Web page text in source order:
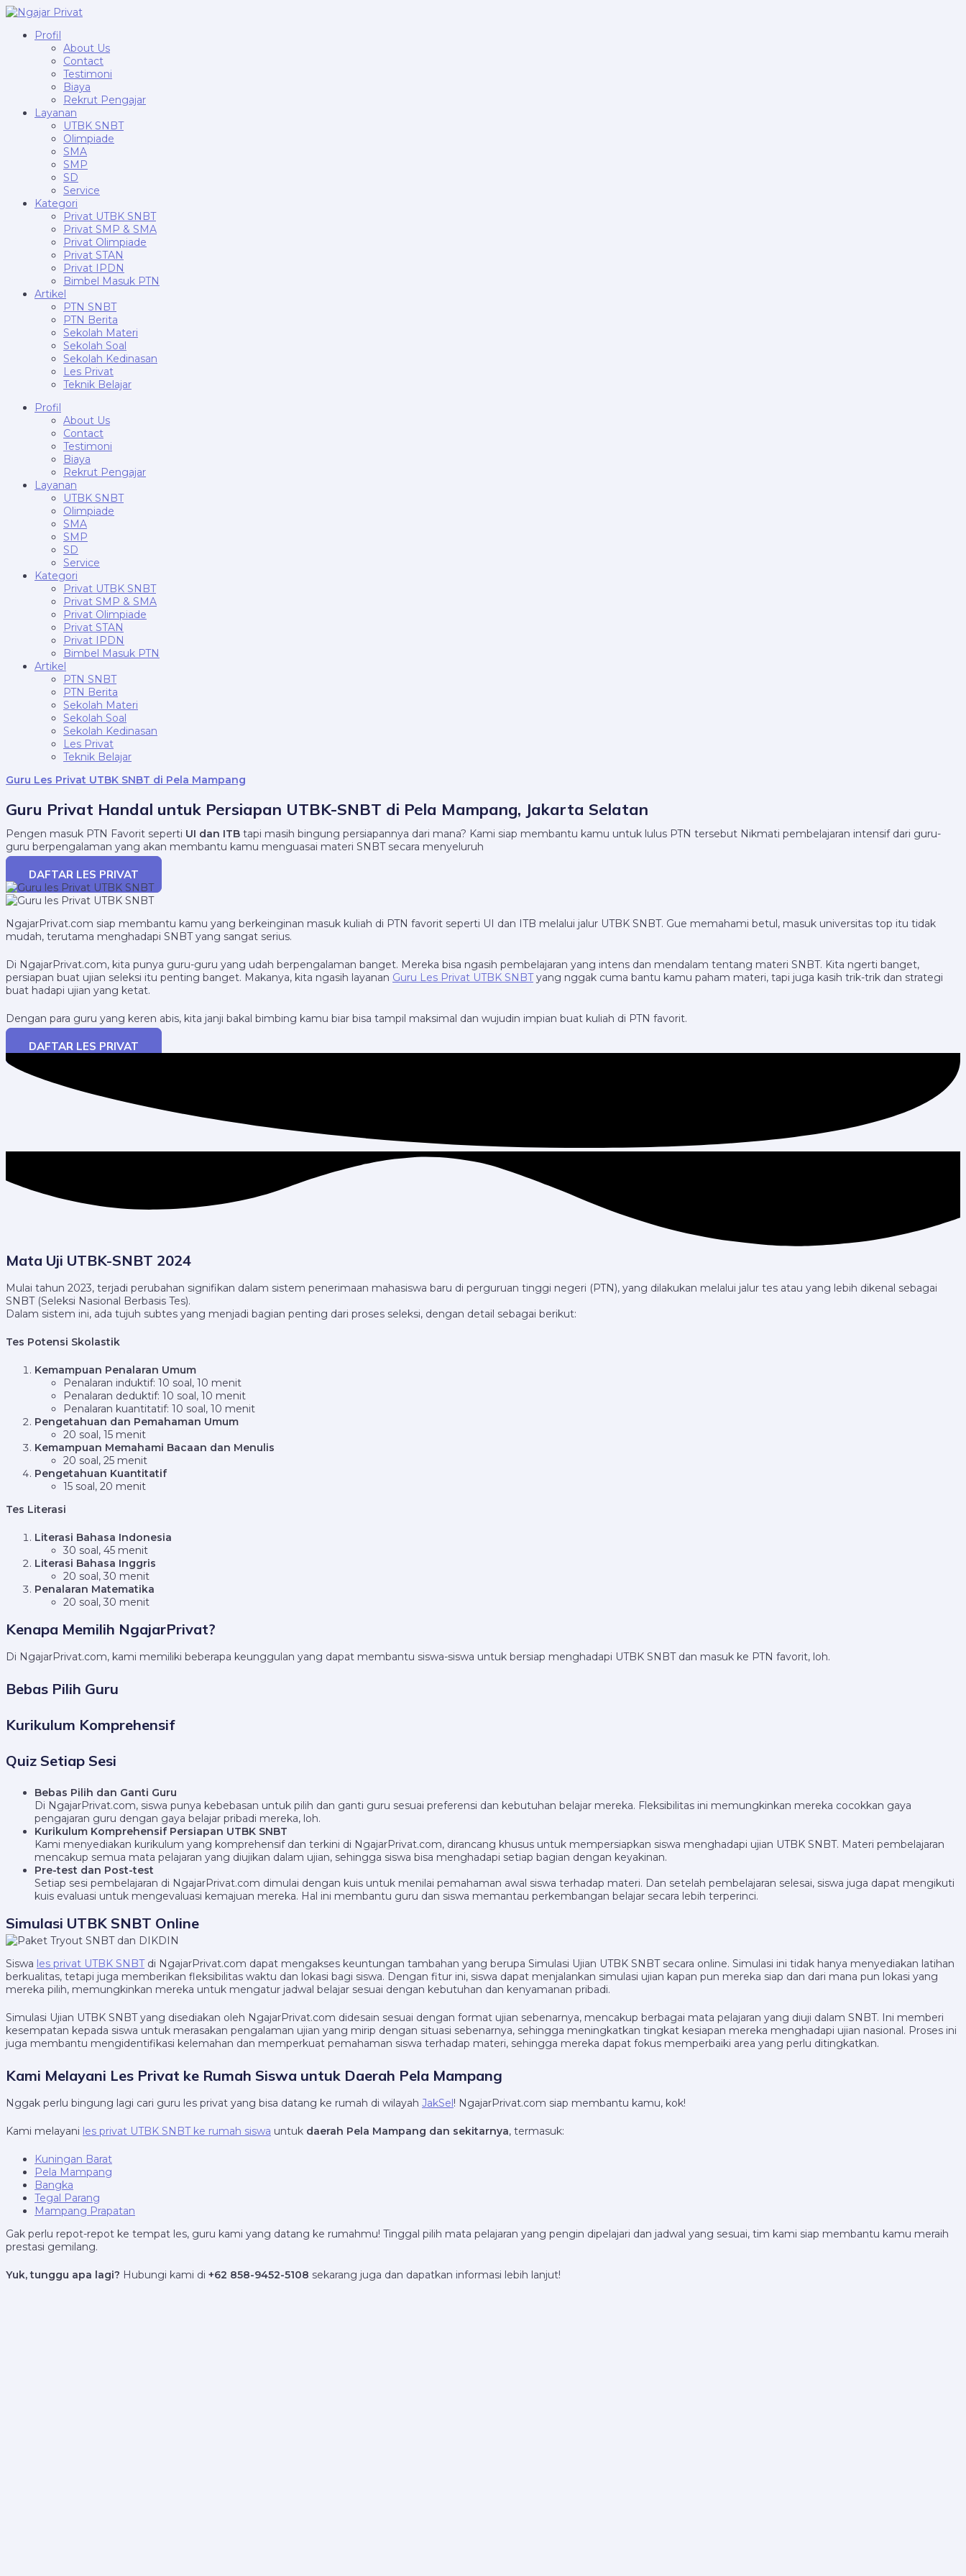
Profil
About Us
Contact
Testimoni
Biaya
Rekrut Pengajar
Layanan
UTBK SNBT
Olimpiade
SMA
SMP
SD
Service
Kategori
Privat UTBK SNBT
Privat SMP & SMA
Privat Olimpiade
Privat STAN
Privat IPDN
Bimbel Masuk PTN
Artikel
PTN SNBT
PTN Berita
Sekolah Materi
Sekolah Soal
Sekolah Kedinasan
Les Privat
Teknik Belajar
Profil
About Us
Contact
Testimoni
Biaya
Rekrut Pengajar
Layanan
UTBK SNBT
Olimpiade
SMA
SMP
SD
Service
Kategori
Privat UTBK SNBT
Privat SMP & SMA
Privat Olimpiade
Privat STAN
Privat IPDN
Bimbel Masuk PTN
Artikel
PTN SNBT
PTN Berita
Sekolah Materi
Sekolah Soal
Sekolah Kedinasan
Les Privat
Teknik Belajar
Guru Les Privat UTBK SNBT di Pela Mampang
Guru Privat Handal untuk Persiapan UTBK-SNBT di Pela Mampang, Jakarta Selatan
Pengen masuk PTN Favorit seperti UI dan ITB tapi masih bingung persiapannya dari mana? Kami siap membantu kamu untuk lulus PTN tersebut Nikmati pembelajaran intensif dari guru-
guru berpengalaman yang akan membantu kamu menguasai materi SNBT secara menyeluruh
DAFTAR LES PRIVAT
NgajarPrivat.com siap membantu kamu yang berkeinginan masuk kuliah di PTN favorit seperti UI dan ITB melalui jalur UTBK SNBT. Gue memahami betul, masuk universitas top itu tidak
mudah, terutama menghadapi SNBT yang sangat serius.
Di NgajarPrivat.com, kita punya guru-guru yang udah berpengalaman banget. Mereka bisa ngasih pembelajaran yang intens dan mendalam tentang materi SNBT. Kita ngerti banget,
persiapan buat ujian seleksi itu penting banget. Makanya, kita ngasih layanan Guru Les Privat UTBK SNBTyang nggak cuma bantu kamu paham materi, tapi juga kasih trik-trik dan strategi
buat hadapi ujian yang ketat.
Dengan para guru yang keren abis, kita janji bakal bimbing kamu biar bisa tampil maksimal dan wujudin impian buat kuliah di PTN favorit.
DAFTAR LES PRIVAT
Mata Uji UTBK-SNBT 2024
Mulai tahun 2023, terjadi perubahan signifikan dalam sistem penerimaan mahasiswa baru di perguruan tinggi negeri (PTN), yang dilakukan melalui jalur tes atau yang lebih dikenal sebagai
SNBT (Seleksi Nasional Berbasis Tes).
Dalam sistem ini, ada tujuh subtes yang menjadi bagian penting dari proses seleksi, dengan detail sebagai berikut:
Tes Potensi Skolastik
Kemampuan Penalaran Umum
Penalaran induktif: 10 soal, 10 menit
Penalaran deduktif: 10 soal, 10 menit
Penalaran kuantitatif: 10 soal, 10 menit
Pengetahuan dan Pemahaman Umum
20 soal, 15 menit
Kemampuan Memahami Bacaan dan Menulis
20 soal, 25 menit
Pengetahuan Kuantitatif
15 soal, 20 menit
Tes Literasi
Literasi Bahasa Indonesia
30 soal, 45 menit
Literasi Bahasa Inggris
20 soal, 30 menit
Penalaran Matematika
20 soal, 30 menit
Kenapa Memilih NgajarPrivat?
Di NgajarPrivat.com, kami memiliki beberapa keunggulan yang dapat membantu siswa-siswa untuk bersiap menghadapi UTBK SNBT dan masuk ke PTN favorit, loh.
Bebas Pilih Guru
Kurikulum Komprehensif
Quiz Setiap Sesi
Bebas Pilih dan Ganti Guru
Di NgajarPrivat.com, siswa punya kebebasan untuk pilih dan ganti guru sesuai preferensi dan kebutuhan belajar mereka. Fleksibilitas ini memungkinkan mereka cocokkan gaya
pengajaran guru dengan gaya belajar pribadi mereka, loh.
Kurikulum Komprehensif Persiapan UTBK SNBT
Kami menyediakan kurikulum yang komprehensif dan terkini di NgajarPrivat.com, dirancang khusus untuk mempersiapkan siswa menghadapi ujian UTBK SNBT. Materi pembelajaran
mencakup semua mata pelajaran yang diujikan dalam ujian, sehingga siswa bisa menghadapi setiap bagian dengan keyakinan.
Pre-test dan Post-test
Setiap sesi pembelajaran di NgajarPrivat.com dimulai dengan kuis untuk menilai pemahaman awal siswa terhadap materi. Dan setelah pembelajaran selesai, siswa juga dapat mengikuti
kuis evaluasi untuk mengevaluasi kemajuan mereka. Hal ini membantu guru dan siswa memantau perkembangan belajar secara lebih terperinci.
Simulasi UTBK SNBT Online
Siswa les privat UTBK SNBTdi NgajarPrivat.com dapat mengakses keuntungan tambahan yang berupa Simulasi Ujian UTBK SNBT secara online. Simulasi ini tidak hanya menyediakan latihan
berkualitas, tetapi juga memberikan fleksibilitas waktu dan lokasi bagi siswa. Dengan fitur ini, siswa dapat menjalankan simulasi ujian kapan pun mereka siap dan dari mana pun lokasi yang
mereka pilih, memungkinkan mereka untuk mengatur jadwal belajar sesuai dengan kebutuhan dan kenyamanan pribadi.
Simulasi Ujian UTBK SNBT yang disediakan oleh NgajarPrivat.com didesain sesuai dengan format ujian sebenarnya, mencakup berbagai mata pelajaran yang diuji dalam SNBT. Ini memberi
kesempatan kepada siswa untuk merasakan pengalaman ujian yang mirip dengan situasi sebenarnya, sehingga meningkatkan tingkat kesiapan mereka menghadapi ujian nasional. Proses ini
juga membantu mengidentifikasi kelemahan dan memperkuat pemahaman siswa terhadap materi, sehingga mereka dapat fokus memperbaiki area yang perlu ditingkatkan.
Kami Melayani Les Privat ke Rumah Siswa untuk Daerah Pela Mampang
Nggak perlu bingung lagi cari guru les privat yang bisa datang ke rumah di wilayah JakSel! NgajarPrivat.com siap membantu kamu, kok!
Kami melayani les privat UTBK SNBT ke rumah siswa untuk daerah Pela Mampang dan sekitarnya, termasuk:
Kuningan Barat
Pela Mampang
Bangka
Tegal Parang
Mampang Prapatan
Gak perlu repot-repot ke tempat les, guru kami yang datang ke rumahmu! Tinggal pilih mata pelajaran yang pengin dipelajari dan jadwal yang sesuai, tim kami siap membantu kamu meraih
prestasi gemilang.
Yuk, tunggu apa lagi? Hubungi kami di +62 858-9452-5108 sekarang juga dan dapatkan informasi lebih lanjut!